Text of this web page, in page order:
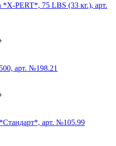
PERT*, 75 LBS (33 кг.), арт.
арт. №198.21
арт. №105.99